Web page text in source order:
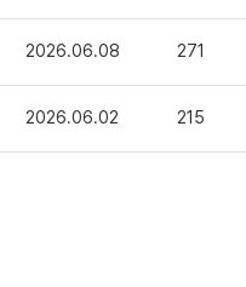
2026.06.08 271
2026.06.02 215